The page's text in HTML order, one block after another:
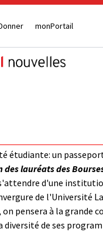
monPortail
étudiante: un
des lauréats des
d'une
de l'Université
pensera à la grande
diversité de ses